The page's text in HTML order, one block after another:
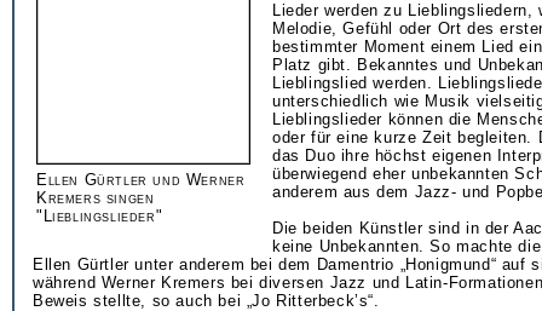
Ellen Gürtler und Werner
Kremers singen
"Lieblingslieder"
Lieder werden zu Lieblingsliedern,
Melodie, Gefühl oder Ort des
bestimmter Moment einem Lied
Platz gibt. Bekanntes und
Lieblingslied werden.
unterschiedlich wie Musik
Lieblingslieder können die
oder für eine kurze Zeit begleiten.
das Duo ihre höchst eigenen
überwiegend eher unbekannten
anderem aus dem Jazz- und
Die beiden Künstler sind in der
keine Unbekannten. So machte
Ellen Gürtler unter anderem bei dem Damentrio „Honigmund“ auf
während Werner Kremers bei diversen Jazz und Latin-
Beweis stellte, so auch bei „Jo Ritterbeck’s“.